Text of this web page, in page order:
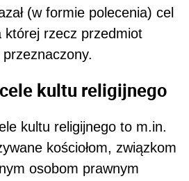
(w formie polecenia) cel
której rzecz przedmiot
kultu religijnego
kultu religijnego to m.in.
kościołom, związkom
osobom prawnym